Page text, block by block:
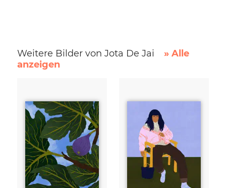
Weitere Bilder von Jota De Jai
» Alle
anzeigen